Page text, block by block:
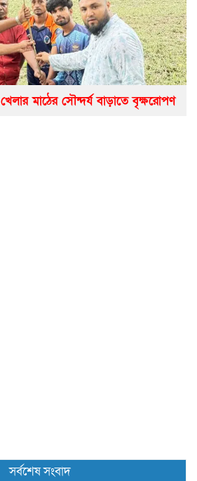
খেলার মাঠের সৌন্দর্য বাড়াতে বৃক্ষরোপণ
সর্বশেষ সংবাদ